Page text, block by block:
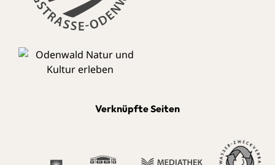
Verknüpfte Seiten